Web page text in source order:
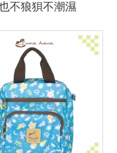
不狼狽不潮濕